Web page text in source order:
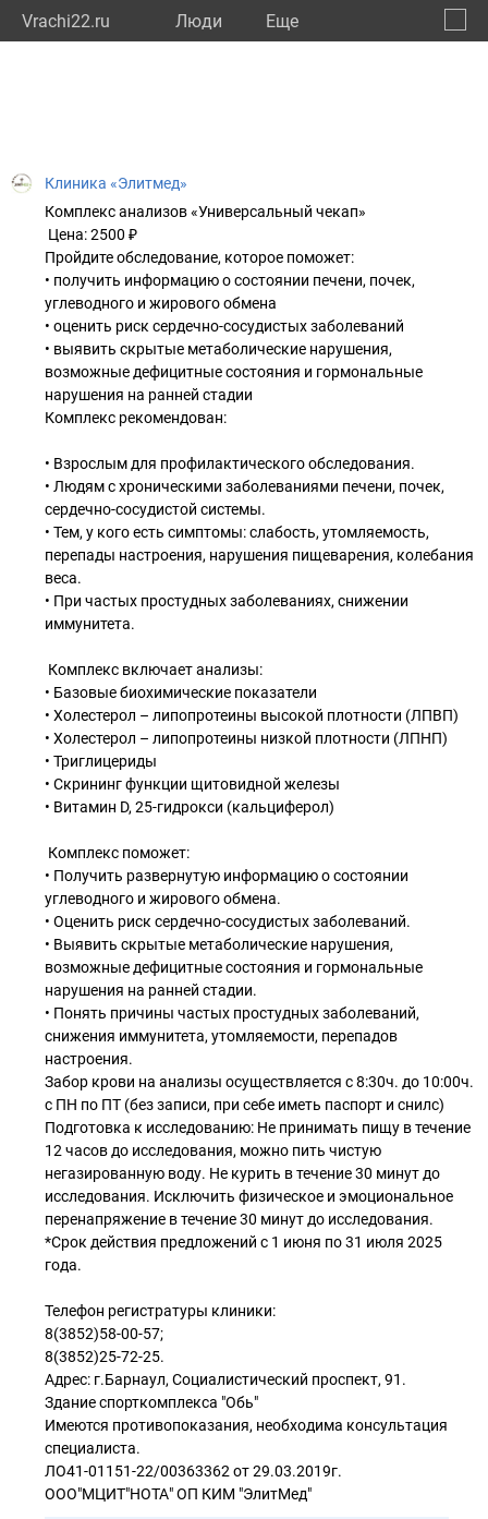
Vrachi22.ru Люди Eще
Клиника «Элитмед»
Комплекс анализов «Универсальный чекап»
Цена: 2500 ₽
Пройдите обследование, которое поможет:
• получить информацию о состоянии печени, почек,
углеводного и жирового обмена
• оценить риск сердечно-сосудистых заболеваний
• выявить скрытые метаболические нарушения,
возможные дефицитные состояния и гормональные
нарушения на ранней стадии
Комплекс рекомендован:
• Взрослым для профилактического обследования.
• Людям с хроническими заболеваниями печени, почек,
сердечно-сосудистой системы.
• Тем, у кого есть симптомы: слабость, утомляемость,
перепады настроения, нарушения пищеварения, колебания
веса.
• При частых простудных заболеваниях, снижении
иммунитета.
Комплекс включает анализы:
• Базовые биохимические показатели
• Холестерол – липопротеины высокой плотности (ЛПВП)
• Холестерол – липопротеины низкой плотности (ЛПНП)
• Триглицериды
• Скрининг функции щитовидной железы
• Витамин D, 25-гидрокси (кальциферол)
Комплекс поможет:
• Получить развернутую информацию о состоянии
углеводного и жирового обмена.
• Оценить риск сердечно-сосудистых заболеваний.
• Выявить скрытые метаболические нарушения,
возможные дефицитные состояния и гормональные
нарушения на ранней стадии.
• Понять причины частых простудных заболеваний,
снижения иммунитета, утомляемости, перепадов
настроения.
Забор крови на анализы осуществляется с 8:30ч. до 10:00ч.
с ПН по ПТ (без записи, при себе иметь паспорт и снилс)
Подготовка к исследованию: Не принимать пищу в течение
12 часов до исследования, можно пить чистую
негазированную воду. Не курить в течение 30 минут до
исследования. Исключить физическое и эмоциональное
перенапряжение в течение 30 минут до исследования.
*Срок действия предложений с 1 июня по 31 июля 2025
года.
Телефон регистратуры клиники:
8(3852)58-00-57;
8(3852)25-72-25.
Адрес: г.Барнаул, Социалистический проспект, 91.
Здание спорткомплекса "Обь"
Имеются противопоказания, необходима консультация
специалиста.
ЛО41-01151-22/00363362 от 29.03.2019г.
ООО"МЦИТ"НОТА" ОП КИМ "ЭлитМед"